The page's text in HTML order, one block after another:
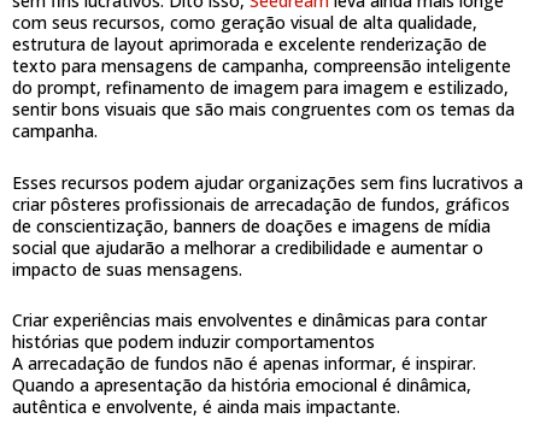
com seus recursos, como geração visual de alta qualidade,
estrutura de layout aprimorada e excelente renderização de
texto para mensagens de campanha, compreensão inteligente
do prompt, refinamento de imagem para imagem e estilizado,
sentir bons visuais que são mais congruentes com os temas da
campanha.
Esses recursos podem ajudar organizações sem fins lucrativos a
criar pôsteres profissionais de arrecadação de fundos, gráficos
de conscientização, banners de doações e imagens de mídia
social que ajudarão a melhorar a credibilidade e aumentar o
impacto de suas mensagens.
Criar experiências mais envolventes e dinâmicas para contar
histórias que podem induzir comportamentos
A arrecadação de fundos não é apenas informar, é inspirar.
Quando a apresentação da história emocional é dinâmica,
autêntica e envolvente, é ainda mais impactante.